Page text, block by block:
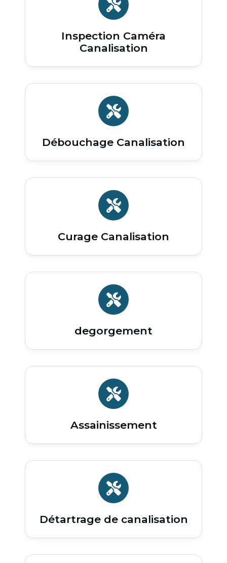
Inspection Caméra
Canalisation
Débouchage Canalisation
Curage Canalisation
degorgement
Assainissement
Détartrage de canalisation